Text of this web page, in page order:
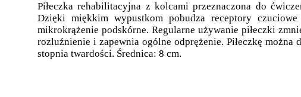
Piłeczka rehabilitacyjna z kolcami przeznaczona do
Dzięki miękkim wypustkom pobudza receptory
mikrokrążenie podskórne. Regularne używanie piłeczki
rozluźnienie i zapewnia ogólne odprężenie. Piłeczkę można
stopnia twardości. Średnica: 8 cm.